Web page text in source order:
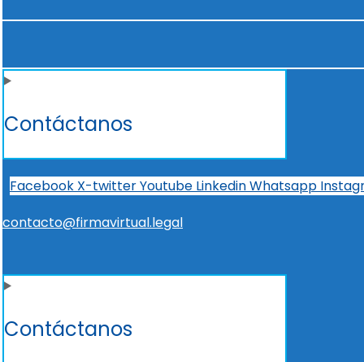
Contáctanos
Facebook X-twitterYoutube LinkedinWhatsapp
contacto@firmavirtual.legal
Contáctanos